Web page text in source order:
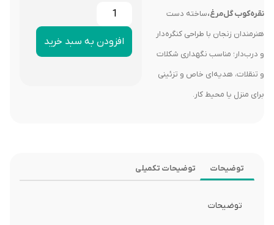
نقره‌کوب گل‌مرغ،ساخته دست
هنرمندان زنجان با طراحی کنگره‌دار
و درب‌دار؛ مناسب نگهداری شکلات
و تنقلات، هدیه‌ای خاص و تزئینی
برای منزل یا محیط کار.
افزودن به سبد خرید
توضیحات توضیحات تکمیلی
توضیحات